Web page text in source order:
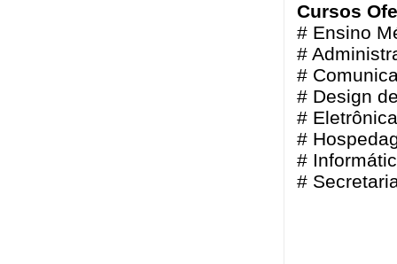
Cursos
# Ensino
#
#
# Design
# Eletrônica
#
#
#